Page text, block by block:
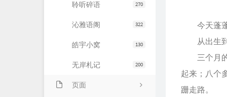
270
聆听碎语
322
沁雅语阁
130
皓宇小窝
200
无岸札记
页面
今天蓬蓬
从出生到
三个月的
起来；八个
跚走路。